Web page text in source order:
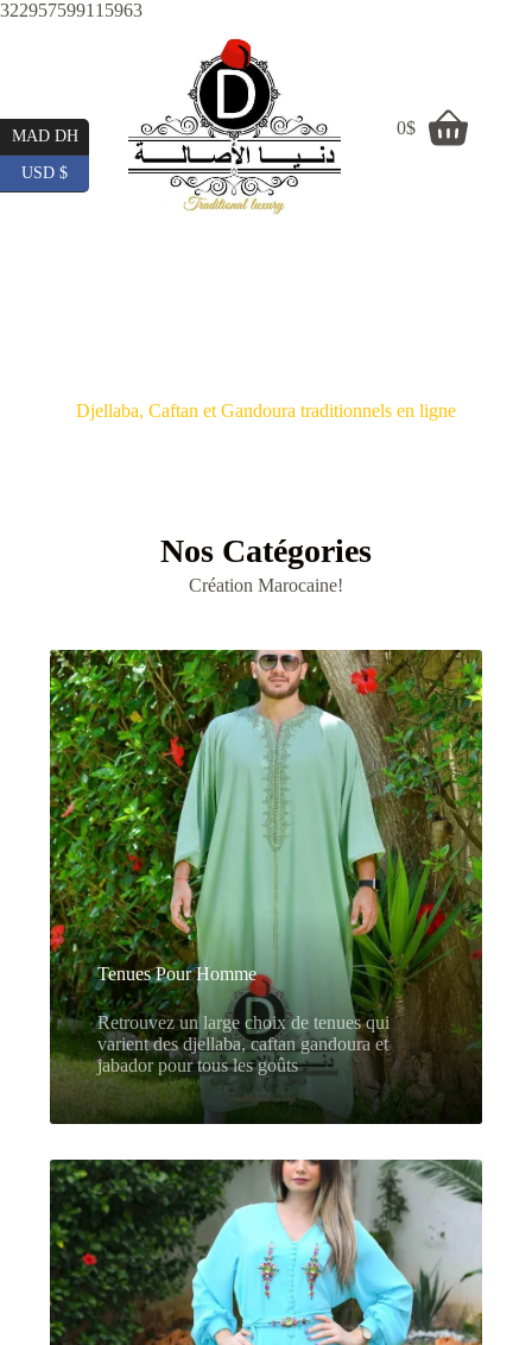
322957599115963
0$
Djellaba, Caftan et Gandoura traditionnels en ligne
Nos Catégories
Création Marocaine!
Tenues Pour Homme
Retrouvez un large choix de tenues qui
varient des djellaba, caftan gandoura et
jabadorpour tous les goûts
MAD DH
USD $